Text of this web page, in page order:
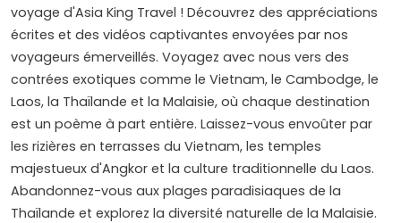
voyage d'Asia King Travel ! Découvrez des appréciations
écrites et des vidéos captivantes envoyées par nos
voyageurs émerveillés. Voyagez avec nous vers des
contrées exotiques comme le Vietnam, le Cambodge, le
Laos, la Thaïlande et la Malaisie, où chaque destination
est un poème à part entière. Laissez-vous envoûter par
les rizières en terrasses du Vietnam, les temples
majestueux d'Angkor et la culture traditionnelle du Laos.
Abandonnez-vous aux plages paradisiaques de la
Thaïlande et explorez la diversité naturelle de la Malaisie.